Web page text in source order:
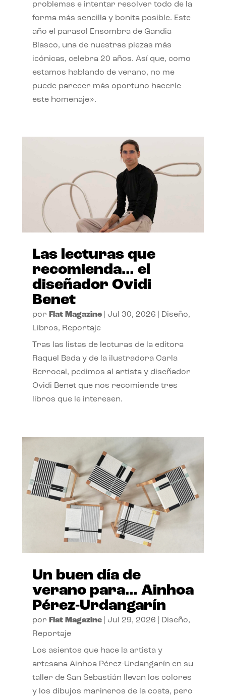
problemas e intentar resolver todo de la
forma más sencilla y bonita posible. Este
año el parasol Ensombra de Gandia
Blasco, una de nuestras piezas más
icónicas, celebra 20 años. Así que, como
estamos hablando de verano, no me
puede parecer más oportuno hacerle
este homenaje».
Las lecturas que
recomienda… el
diseñador Ovidi
Benet
por Flat Magazine| Jul 30, 2026 Diseño,
Libros, Reportaje
Tras las listas de lecturas de la editora
Raquel Bada y de la ilustradora Carla
Berrocal, pedimos al artista y diseñador
Ovidi Benet que nos recomiende tres
libros que le interesen.
Un buen día de
verano para… Ainhoa
Pérez-Urdangarín
por Flat Magazine| Jul 29, 2026 Diseño,
Reportaje
Los asientos que hace la artista y
artesana Ainhoa Pérez-Urdangarín en su
taller de San Sebastián llevan los colores
y los dibujos marineros de la costa, pero